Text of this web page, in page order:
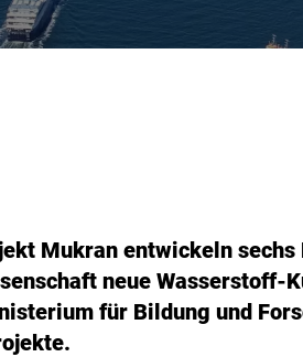
Mukran entwickeln
neue Wasserstoff-
für Bildung und